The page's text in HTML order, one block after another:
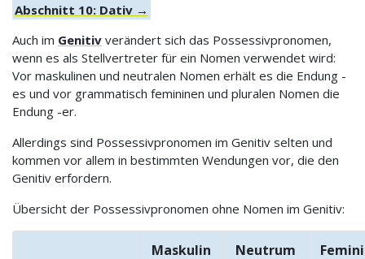
Abschnitt 10: Dativ →
Auch im Genitiv verändert sich das Possessivpronomen,
wenn es als Stellvertreter für ein Nomen verwendet wird:
Vor maskulinen und neutralen Nomen erhält es die Endung -
es und vor grammatisch femininen und pluralen Nomen die
Endung -er.
Allerdings sind Possessivpronomen im Genitiv selten und
kommen vor allem in bestimmten Wendungen vor, die den
Genitiv erfordern.
Übersicht der Possessivpronomen ohne Nomen im Genitiv:
Maskulin Neutrum